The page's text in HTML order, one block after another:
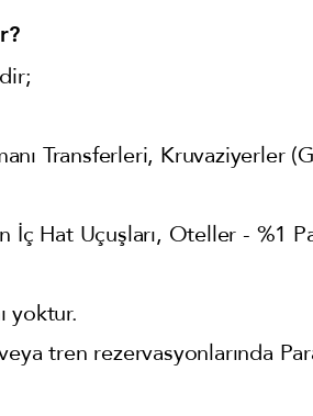
Transferleri, Kruvaziyerler
Hat Uçuşları, Oteller - %1
yoktur.
tren rezervasyonlarında